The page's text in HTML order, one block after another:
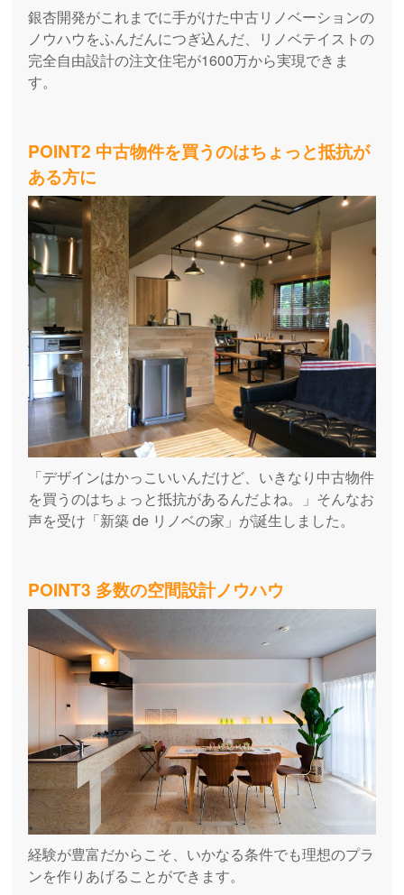
銀杏開発がこれまでに手がけた中古リノベーションの
ノウハウをふんだんにつぎ込んだ、リノベテイストの
完全自由設計の注文住宅が1600万から実現できま
す。
POINT2 中古物件を買うのはちょっと抵抗が
ある方に
「デザインはかっこいいんだけど、いきなり中古物件
を買うのはちょっと抵抗があるんだよね。」そんなお
声を受け「新築 de リノベの家」が誕生しました。
POINT3 多数の空間設計ノウハウ
経験が豊富だからこそ、いかなる条件でも理想のプラ
ンを作りあげることができます。